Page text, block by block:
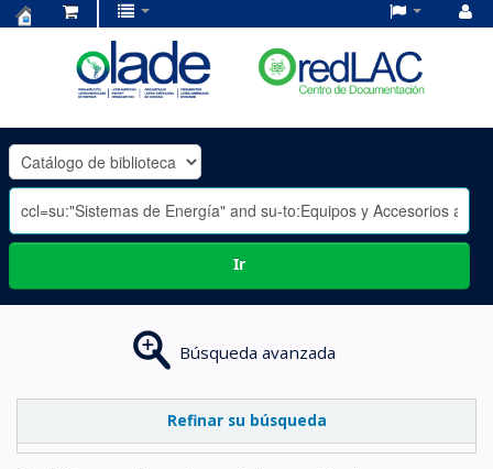
OLADE
-
Ir
Búsqueda avanzada
Refinar su búsqueda